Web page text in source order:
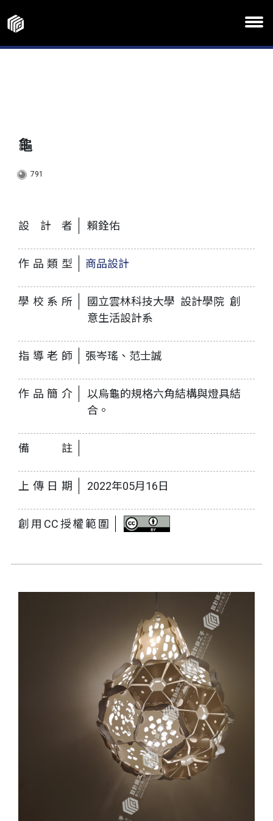
龜
791
設計者 賴銓佑
作品類型 商品設計
學校系所
國立雲林科技大學 設計學院 創
意生活設計系
指導老師 張岑瑤、范士誠
作品簡介
以烏龜的規格六角結構與燈具結
合。
備註
上傳日期 2022年05月16日
創用CC授權範圍